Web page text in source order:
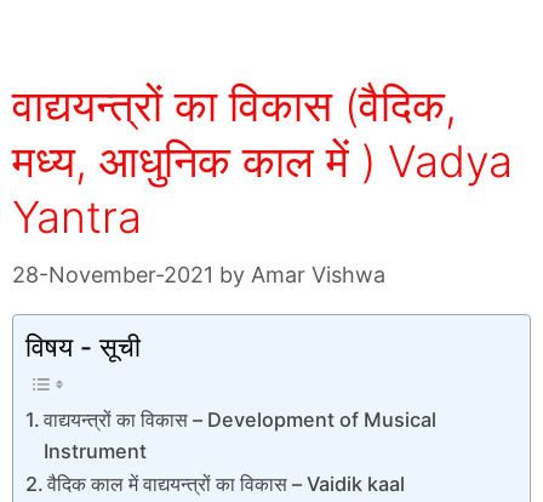
वाद्ययन्त्रों का विकास (वैदिक,
मध्य, आधुनिक काल में ) Vadya
Yantra
28-November-2021 by Amar Vishwa
विषय - सूची
वाद्ययन्त्रों का विकास – Development of Musical
Instrument
वैदिक काल में वाद्ययन्त्रों का विकास – Vaidik kaal